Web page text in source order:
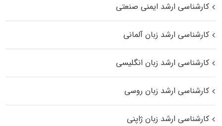
کارشناسی ارشد ایمنی صنعتی
کارشناسی ارشد زبان آلمانی
کارشناسی ارشد زبان انگلیسی
کارشناسی ارشد زبان روسی
کارشناسی ارشد زبان ژاپنی